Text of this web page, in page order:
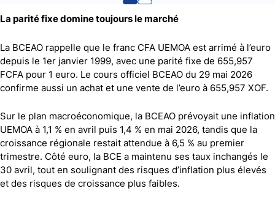
La parité fixe domine toujours le marché
La BCEAO rappelle que le franc CFA UEMOA est arrimé à l’euro
depuis le 1er janvier 1999, avec une parité fixe de 655,957
FCFA pour 1 euro. Le cours officiel BCEAO du 29 mai 2026
confirme aussi un achat et une vente de l’euro à 655,957 XOF.
Sur le plan macroéconomique, la BCEAO prévoyait une inflation
UEMOA à 1,1 % en avril puis 1,4 % en mai 2026, tandis que la
croissance régionale restait attendue à 6,5 % au premier
trimestre. Côté euro, la BCE a maintenu ses taux inchangés le
30 avril, tout en soulignant des risques d’inflation plus élevés
et des risques de croissance plus faibles.